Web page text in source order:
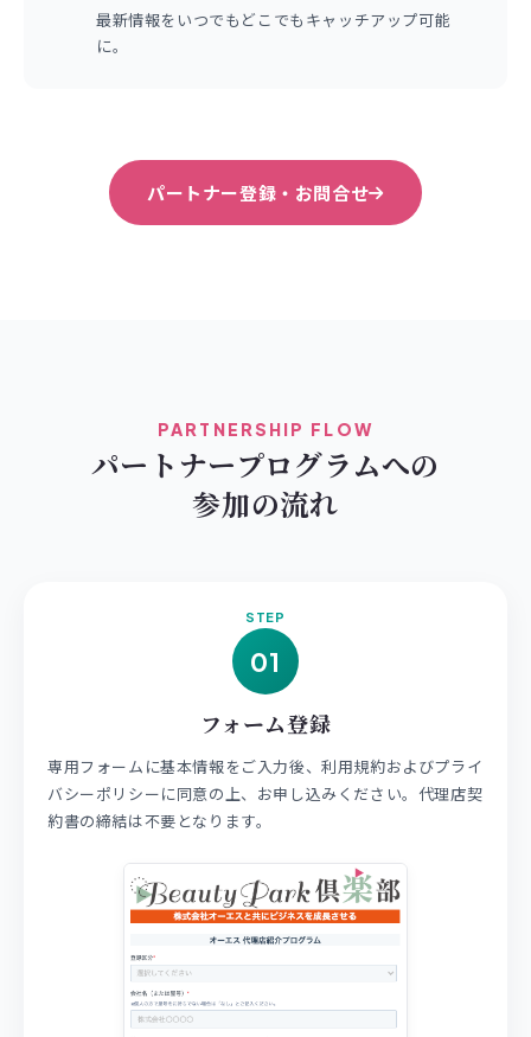
最新情報をいつでもどこでもキャッチアップ可能
に。
パートナー登録・お問合せ
PARTNERSHIP FLOW
パートナープログラムへの
参加の流れ
STEP
01
フォーム登録
専用フォームに基本情報をご入力後、利用規約およびプライ
バシーポリシーに同意の上、お申し込みください。代理店契
約書の締結は不要となります。